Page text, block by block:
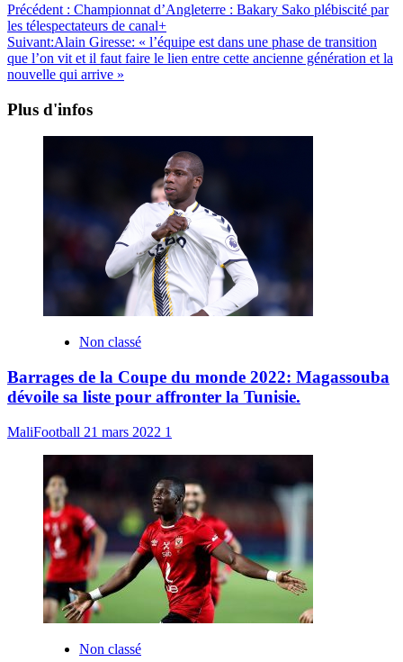
Précédent : Championnat d’Angleterre : Bakary Sako plébiscité par
les télespectateurs de canal+
Suivant:Alain Giresse: « l’équipe est dans une phase de transition
que l’on vit et il faut faire le lien entre cette ancienne génération et la
nouvelle qui arrive »
Plus d'infos
Non classé
Barrages de la Coupe du monde 2022: Magassouba
dévoile sa liste pour affronter la Tunisie.
MaliFootball 21 mars 2022 1
Non classé